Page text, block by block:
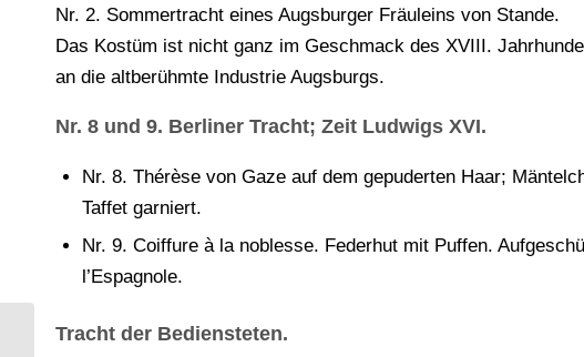
Nr. 2. Sommertracht eines Augsburger Fräuleins von Stande.
Das Kostüm ist nicht ganz im Geschmack des XVIII.
an die altberühmte Industrie Augsburgs.
Nr. 8 und 9. Berliner Tracht; Zeit Ludwigs XVI.
Nr. 8. Thérèse von Gaze auf dem gepuderten Haar;
Taffet garniert.
Nr. 9. Coiffure à la noblesse. Federhut mit Puffen.
l’Espagnole.
Tracht der Bediensteten.